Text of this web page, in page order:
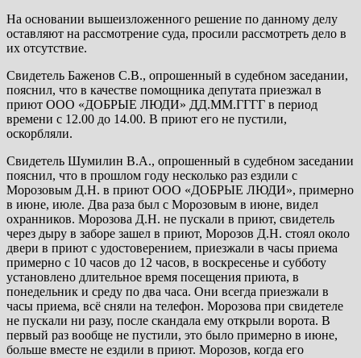
На основании вышеизложенного решение по данному делу
оставляют на рассмотрение суда, просили рассмотреть дело в
их отсутствие.
Свидетель Баженов С.В., опрошенный в судебном заседании,
пояснил, что в качестве помощника депутата приезжал в
приют ООО «ДОБРЫЕ ЛЮДИ» ДД.ММ.ГГГГ в период
времени с 12.00 до 14.00. В приют его не пустили,
оскорбляли.
Свидетель Шумилин В.А., опрошенный в судебном заседании
пояснил, что в прошлом году несколько раз ездили с
Морозовым Д.Н. в приют ООО «ДОБРЫЕ ЛЮДИ», примерно
в июне, июле. Два раза был с Морозовым в июне, видел
охранников. Морозова Д.Н. не пускали в приют, свидетель
через дыру в заборе зашел в приют, Морозов Д.Н. стоял около
двери в приют с удостоверением, приезжали в часы приема
примерно с 10 часов до 12 часов, в воскресенье и субботу
установлено длительное время посещения приюта, в
понедельник и среду по два часа. Они всегда приезжали в
часы приема, всё сняли на телефон. Морозова при свидетеле
не пускали ни разу, после скандала ему открыли ворота. В
первый раз вообще не пустили, это было примерно в июне,
больше вместе не ездили в приют. Морозов, когда его